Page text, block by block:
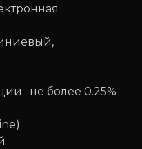
: не более 0.25%